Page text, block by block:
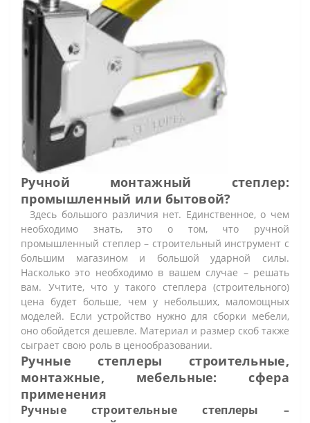
Ручной монтажный степлер:
промышленный или бытовой?
Здесь большого различия нет. Единственное, о чем
необходимо знать, это о том, что ручной
промышленный степлер – строительный инструмент с
большим магазином и большой ударной силы.
Насколько это необходимо в вашем случае – решать
вам. Учтите, что у такого степлера (строительного)
цена будет больше, чем у небольших, маломощных
моделей. Если устройство нужно для сборки мебели,
оно обойдется дешевле. Материал и размер скоб также
сыграет свою роль в ценообразовании.
Ручные степлеры строительные,
монтажные, мебельные: сфера
применения
Ручные строительные степлеры –